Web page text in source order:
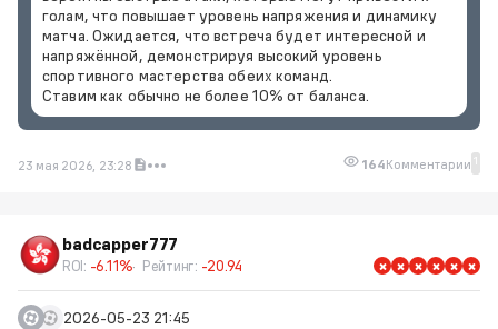
голам, что повышает уровень напряжения и динамику
матча. Ожидается, что встреча будет интересной и
напряжённой, демонстрируя высокий уровень
спортивного мастерства обеих команд.
Ставим как обычно не более 10% от баланса.
23 мая 2026, 23:28 164Комментарии 1
badcapper777
ROI: -6.11% Рейтинг: -20.94
2026-05-23 21:45